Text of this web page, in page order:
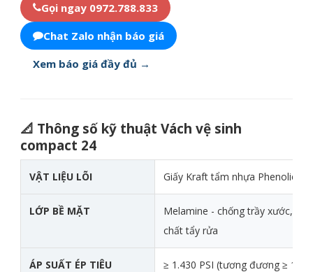
Gọi ngay 0972.788.833
Chat Zalo nhận báo giá
Xem báo giá đầy đủ →
📐 Thông số kỹ thuật Vách vệ sinh
compact 24
Thông số kỹ thuật chi tiết của Vách vệ sinh compact 24
VẬT LIỆU LÕI Giấy Kraft tẩm nhựa Phenolic
LỚP BỀ MẶT
Melamine - chống trầy xước,
chất tẩy rửa
ÁP SUẤT ÉP TIÊU
≥ 1.430 PSI (tương đương ≥ 100